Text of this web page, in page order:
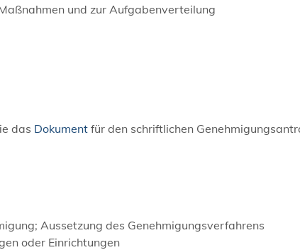
und zur Aufgabenverteilung
das Dokument für den schriftlichen
Aussetzung des Genehmigungsverfahrens
oder Einrichtungen